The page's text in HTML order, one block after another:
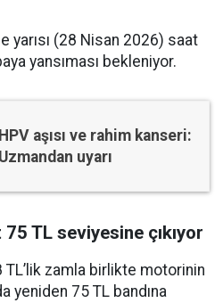
yarısı (28 Nisan 2026) saat
yansıması bekleniyor.
HPV aşısı ve rahim kanseri:
Uzmandan uyarı
TL seviyesine çıkıyor
TL’lik zamla birlikte motorinin
yeniden 75 TL bandına